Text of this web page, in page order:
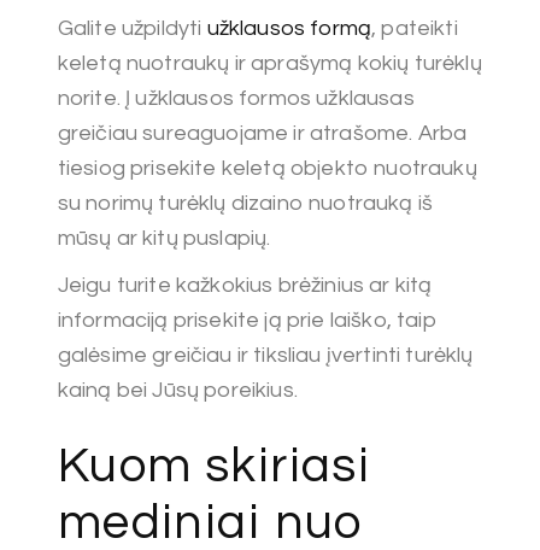
Galite užpildyti užklausos formą, pateikti
keletą nuotraukų ir aprašymą kokių turėklų
norite. Į užklausos formos užklausas
greičiau sureaguojame ir atrašome. Arba
tiesiog prisekite keletą objekto nuotraukų
su norimų turėklų dizaino nuotrauką iš
mūsų ar kitų puslapių.
Jeigu turite kažkokius brėžinius ar kitą
informaciją prisekite ją prie laiško, taip
galėsime greičiau ir tiksliau įvertinti turėklų
kainą bei Jūsų poreikius.
Kuom skiriasi
mediniai nuo